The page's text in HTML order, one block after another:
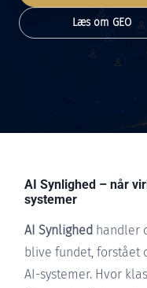
Læs om GEO
AI Synlighed – når
systemer
AI Synlighed handler
blive fundet, forstået
AI-systemer. Hvor